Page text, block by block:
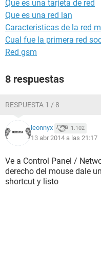
Que es una tarjeta de red
Que es una red lan
Caracteristicas de la red
Cual fue la primera red
Red gsm
8 respuestas
RESPUESTA 1 / 8
leonnyx 1.102
13 abr 2014 a las 21:17
Ve a Control Panel /
derecho del mouse dale
shortcut y listo